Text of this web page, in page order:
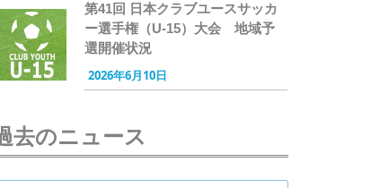
第41回 日本クラブユースサッカ
ー選手権（U-15）大会 地域予
選開催状況
2026年6月10日
去のニュース